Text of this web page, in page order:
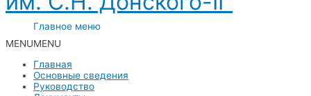
Главное меню
MENUMENU
Главная
Основные сведения
Руководство